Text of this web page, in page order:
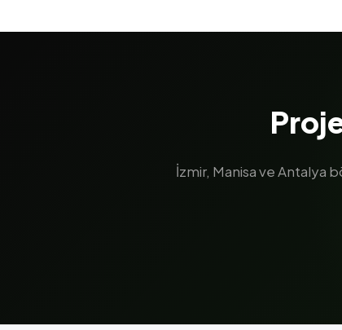
İzmir, Manisa ve Antalya